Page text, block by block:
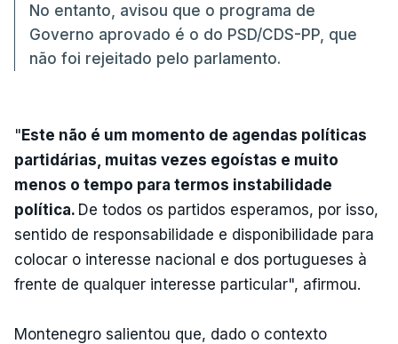
No entanto, avisou que o programa de
Governo aprovado é o do PSD/CDS-PP, que
não foi rejeitado pelo parlamento.
"Este não é um momento de agendas políticas
partidárias, muitas vezes egoístas e muito
menos o tempo para termos instabilidade
política. De todos os partidos esperamos, por isso,
sentido de responsabilidade e disponibilidade para
colocar o interesse nacional e dos portugueses à
frente de qualquer interesse particular", afirmou.
Montenegro salientou que, dado o contexto